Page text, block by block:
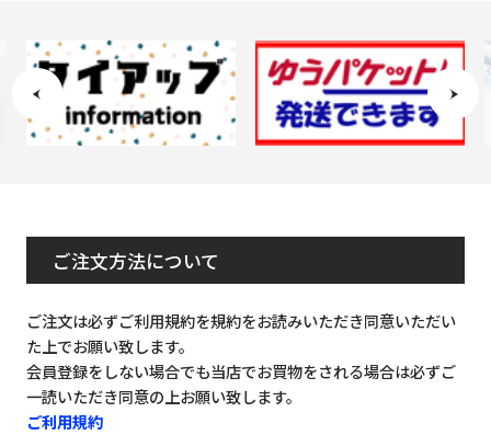
ご注文方法について
ご注文は必ずご利用規約を規約をお読みいただき同意いただい
た上でお願い致します。
会員登録をしない場合でも当店でお買物をされる場合は必ずご
一読いただき同意の上お願い致します。
ご利用規約